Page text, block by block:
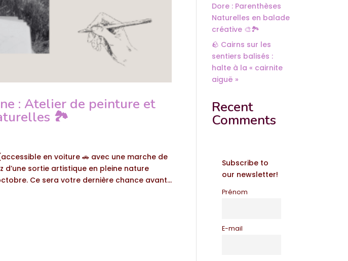
: Atelier de peinture et
🏞️
en voiture 🚗 avec une marche de
d’une sortie artistique en pleine nature
Ce sera votre dernière chance avant...
Dore : Parenthèses
Naturelles en balade
créative 🎨🏞️
🪨 Cairns sur les
sentiers balisés :
halte à la « cairnite
aiguë »
Recent
Comments
Subscribe to
our newsletter!
Prénom
E-mail